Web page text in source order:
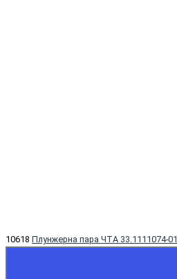
10618 Плунжерна пара ЧТА 33.1111074-01